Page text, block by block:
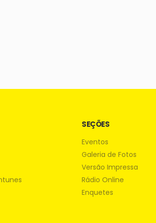
SEÇÕES
Eventos
Galeria de Fotos
Versão Impressa
Rádio Online
Enquetes